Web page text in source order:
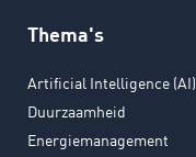
Thema's
Artificial Intelligence (AI)
Duurzaamheid
Energiemanagement